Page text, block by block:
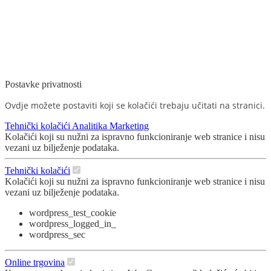
Postavke privatnosti
Ovdje možete postaviti koji se kolačići trebaju učitati na stranici.
Tehnički kolačići Analitika Marketing
Kolačići koji su nužni za ispravno funkcioniranje web stranice i nisu
vezani uz bilježenje podataka.
Tehnički kolačići
Kolačići koji su nužni za ispravno funkcioniranje web stranice i nisu
vezani uz bilježenje podataka.
wordpress_test_cookie
wordpress_logged_in_
wordpress_sec
Online trgovina